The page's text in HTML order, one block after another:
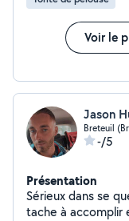
Voir le
Jason
Breteuil
-/5
Présentation
Sérieux dans se que
tache à accomplir